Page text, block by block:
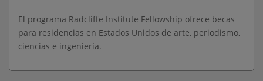
El programa Radcliffe Institute Fellowship ofrece becas
para residencias en Estados Unidos de arte, periodismo,
ciencias e ingeniería.